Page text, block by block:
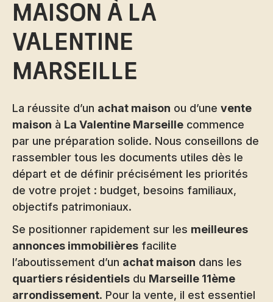
maison à La
Valentine
Marseille
La réussite d’un achat maison ou d’une vente
maison à La Valentine Marseille commence
par une préparation solide. Nous conseillons de
rassembler tous les documents utiles dès le
départ et de définir précisément les priorités
de votre projet : budget, besoins familiaux,
objectifs patrimoniaux.
Se positionner rapidement sur les meilleures
annonces immobilières facilite
l’aboutissement d’un achat maison dans les
quartiers résidentiels du Marseille 11ème
arrondissement. Pour la vente, il est essentiel